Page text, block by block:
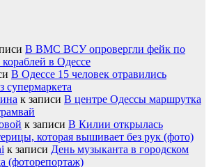
В ВМС ВСУ опровергли фейк по
в Одессе
В Одессе 15 человек отравились
к записи В центре Одессы маршрутка
к записи В Килии открылась
которая вышивает без рук (фото)
к записи День музыканта в городском
(фоторепортаж)